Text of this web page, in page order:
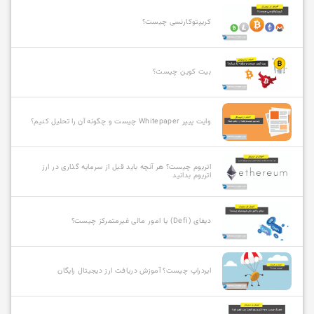
کریپتوکارنسی چیست؟
بیت کوین چیست؟
وایت پیپر Whitepaper چیست و چگونه آن را تحلیل کنیم؟
اتریوم چیست؟ هر آنچه باید قبل از سرمایه گذاری در ارز
اتریوم بدانید
دیفای (Defi) یا امور مالی غیرمتمرکز چیست؟
ایردراپ چیست؟ آموزش دریافت ارز دیجیتال رایگان